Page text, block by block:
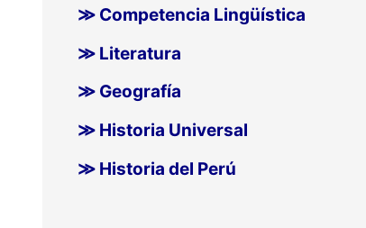
≫ Competencia Lingüística
≫ Literatura
≫ Geografía
≫ Historia Universal
≫ Historia del Perú